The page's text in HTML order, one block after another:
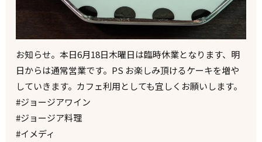
お知らせ。本日6月18日木曜日は臨時休業となります、明
日からは通常営業です。PS お楽しみ頂けるケーキを増や
していきます。カフェ利用としても宜しくお願いします。
#ジョージアワイン
#ジョージア料理
#イメディ